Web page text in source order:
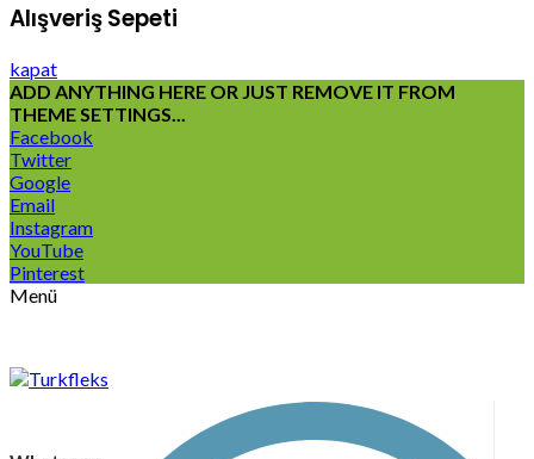
Alışveriş Sepeti
kapat
ADD ANYTHING HERE OR JUST REMOVE IT FROM
THEME SETTINGS...
Facebook
Twitter
Google
Email
Instagram
YouTube
Pinterest
Menü